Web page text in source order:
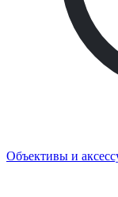
Объективы и